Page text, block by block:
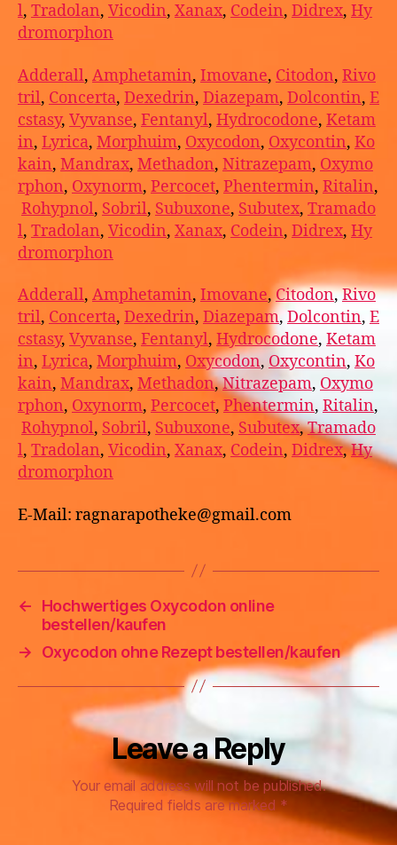
l, Tradolan, Vicodin, Xanax, Codein, Didrex, Hy
dromorphon
Adderall, Amphetamin, Imovane, Citodon, Rivo
tril, Concerta, Dexedrin, Diazepam, Dolcontin, E
cstasy, Vyvanse, Fentanyl, Hydrocodone, Ketam
in, Lyrica, Morphuim, Oxycodon, Oxycontin, Ko
kain, Mandrax, Methadon, Nitrazepam, Oxymo
rphon, Oxynorm, Percocet, Phentermin, Ritalin,
Rohypnol, Sobril, Subuxone, Subutex, Tramado
l, Tradolan, Vicodin, Xanax, Codein, Didrex, Hy
dromorphon
Adderall, Amphetamin, Imovane,Citodon,Rivo
tril, Concerta, Dexedrin, Diazepam, Dolcontin, E
cstasy, Vyvanse, Fentanyl, Hydrocodone, Ketam
in, Lyrica, Morphuim, Oxycodon, Oxycontin, Ko
kain, Mandrax, Methadon,Nitrazepam, Oxymo
rphon, Oxynorm, Percocet, Phentermin, Ritalin,
Rohypnol, Sobril, Subuxone, Subutex,Tramado
l, Tradolan, Vicodin, Xanax, Codein, Didrex,Hy
dromorphon
E-Mail: ragnarapotheke@gmail.com
←
Hochwertiges Oxycodon online
bestellen/kaufen
→
Oxycodon ohne Rezept bestellen/kaufen
Leave a Reply
Your email address will not be published.
Required fields are marked*